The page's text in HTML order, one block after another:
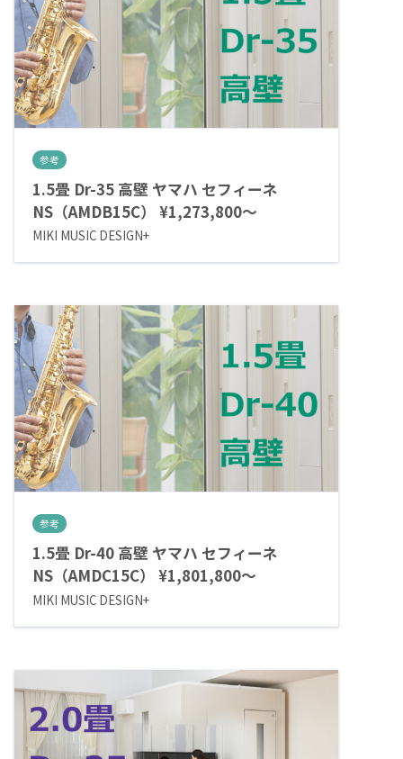
参考
1.5畳 Dr-35 高壁 ヤマハ セフィーネ
NS（AMDB15C） ¥1,273,800～
MIKI MUSIC DESIGN+
参考
1.5畳 Dr-40 高壁 ヤマハ セフィーネ
NS（AMDC15C） ¥1,801,800～
MIKI MUSIC DESIGN+